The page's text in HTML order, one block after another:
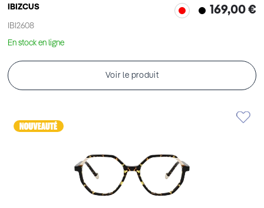
IBIZCUS
IBI2608
169,00 €
En stock en ligne
Voir le produit